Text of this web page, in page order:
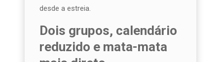
desde a estreia.
Dois grupos, calendário
reduzido e mata-mata